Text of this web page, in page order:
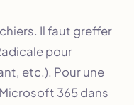
Il faut greffer
pour
etc.). Pour une
365 dans